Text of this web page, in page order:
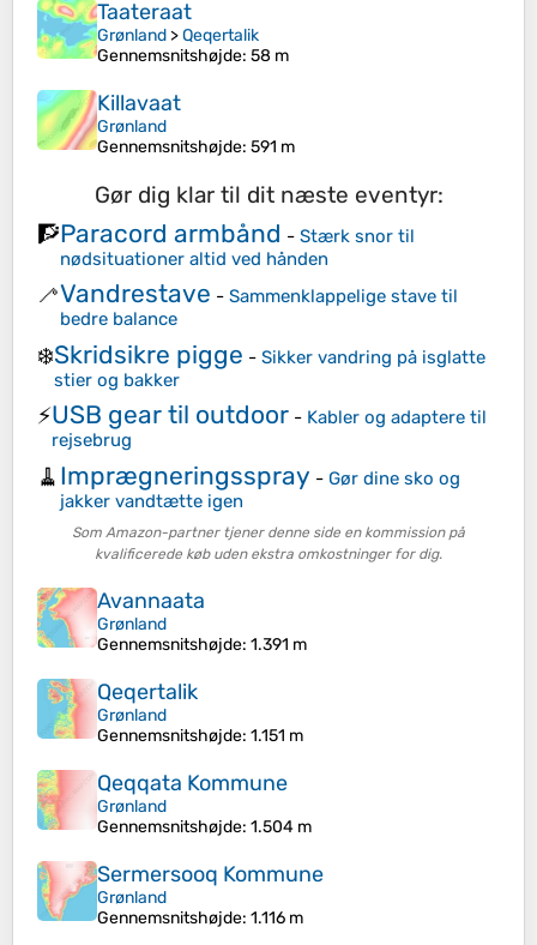
Taateraat
Grønland >Qeqertalik
Gennemsnitshøjde: 58 m
Killavaat
Grønland
Gennemsnitshøjde: 591 m
Gør dig klar til dit næste eventyr:
🧗Paracord armbånd - Stærk snor til
nødsituationer altid ved hånden
🦯Vandrestave - Sammenklappelige stave til
bedre balance
❄️Skridsikre pigge - Sikker vandring på isglatte
stier og bakker
⚡USB gear til outdoor - Kabler og adaptere til
rejsebrug
🧹 Imprægneringsspray - Gør dine sko og
jakker vandtætte igen
Som Amazon-partner tjener denne side en kommission på
kvalificerede køb uden ekstra omkostninger for dig.
Avannaata
Grønland
Gennemsnitshøjde: 1.391 m
Qeqertalik
Grønland
Gennemsnitshøjde: 1.151 m
Qeqqata Kommune
Grønland
Gennemsnitshøjde: 1.504 m
Sermersooq Kommune
Grønland
Gennemsnitshøjde: 1.116 m